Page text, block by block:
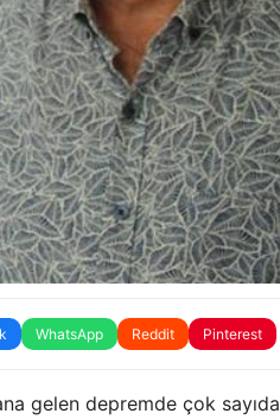
WhatsApp Reddit Pinterest
gelen depremde çok sayıda